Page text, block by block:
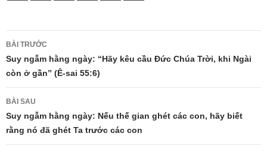
Điều
hướng
bài
viết
BÀI TRƯỚC
Suy ngẫm hằng ngày: “Hãy kêu cầu Đức Chúa Trời, khi Ngài
còn ở gần” (Ê-sai 55:6)
BÀI SAU
Suy ngẫm hằng ngày: Nếu thế gian ghét các con, hãy biết
rằng nó đã ghét Ta trước các con